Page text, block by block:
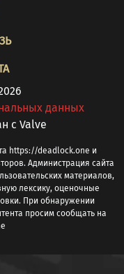
данных
с Valve
https://deadlock.one и
Администрация сайта
материалов,
лексику, оценочные
При обнаружении
просим сообщать на